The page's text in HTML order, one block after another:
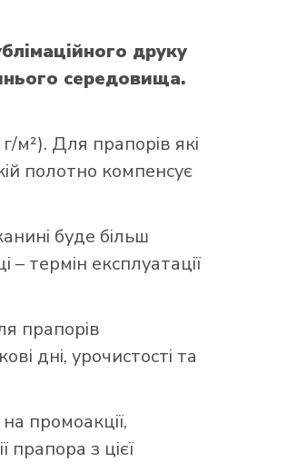
друку
середовища.
м²). Для прапорів які
полотно компенсує
буде більш
термін експлуатації
прапорів
дні, урочистості та
промоакції,
прапора з цієї